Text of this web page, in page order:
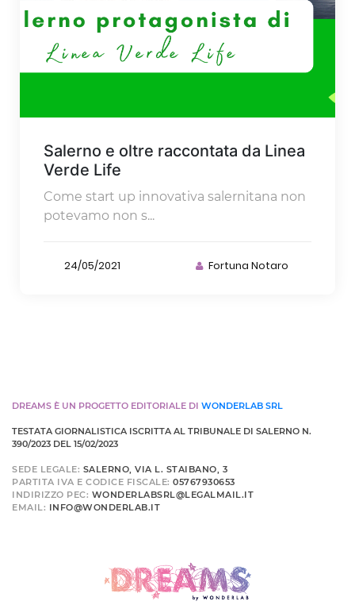
Salerno e oltre raccontata da Linea
Verde Life
Come start up innovativa salernitana non
potevamo non s...
24/05/2021 Fortuna Notaro
DREAMS È UN PROGETTO EDITORIALE DI WONDERLAB SRL
TESTATA GIORNALISTICA ISCRITTA AL TRIBUNALE DI SALERNO N.
390/2023 DEL 15/02/2023
SEDE LEGALE: SALERNO, VIA L. STAIBANO, 3
PARTITA IVA E CODICE FISCALE: 05767930653
INDIRIZZO PEC: WONDERLABSRL@LEGALMAIL.IT
EMAIL: INFO@WONDERLAB.IT